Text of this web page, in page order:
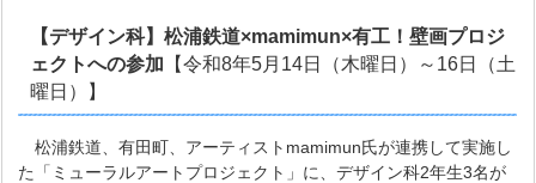
【デザイン科】松浦鉄道×mamimun×有工！壁画プロジ
ェクトへの参加 【令和8年5月14日（木曜日）～16日（土
曜日）】
松浦鉄道、有田町、アーティストmamimun氏が連携して実施し
た「ミューラルアートプロジェクト」に、デザイン科2年生3名が